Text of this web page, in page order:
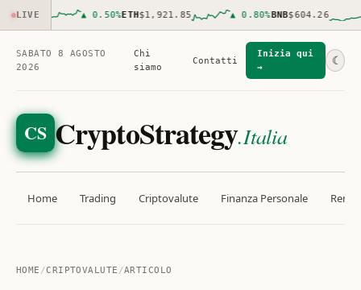
LIVE ▲ 0.50%ETH$1,921.85 ▲ 0.80%BNB$604.26
SABATO 8 AGOSTO
2026
Chi
siamo
Contatti
Inizia qui
→
☾
CS CryptoStrategy.Italia
Home Trading Criptovalute Finanza Personale
HOME /CRIPTOVALUTE /ARTICOLO